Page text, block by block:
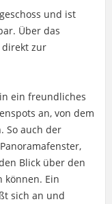
und ist
Über das
direkt zur
ein freundliches
an, von dem
So auch der
Blick über den
können. Ein
sich an und